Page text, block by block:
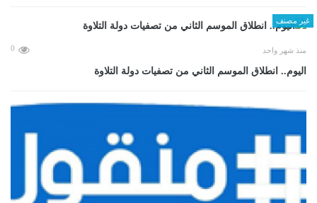
غير مصنف
منذ شهر واحد 0
اليوم.. انطلاق الموسم الثاني من تصفيات دولة التلاوة